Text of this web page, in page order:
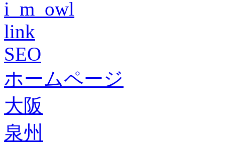
i_m_owl
link
SEO
ホームページ
大阪
泉州